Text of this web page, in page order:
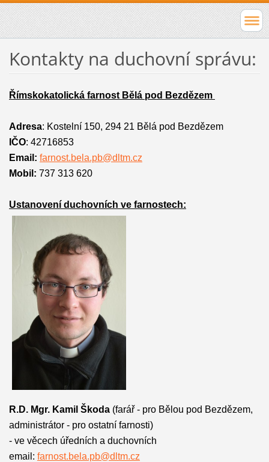
Kontakty na duchovní správu:
Římskokatolická farnost Bělá pod Bezdězem
Adresa: Kostelní 150, 294 21 Bělá pod Bezdězem
IČO: 42716853
Email: farnost.bela.pb@dltm.cz
Mobil: 737 313 620
Ustanovení duchovních ve farnostech:
R.D. Mgr. Kamil Škoda(farář - pro Bělou pod Bezdězem,
administrátor - pro ostatní farnosti)
- ve věcech úředních a duchovních
email: farnost.bela.pb@dltm.cz